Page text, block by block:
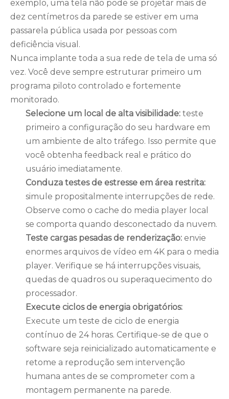
exemplo, uma tela não pode se projetar mais de
dez centímetros da parede se estiver em uma
passarela pública usada por pessoas com
deficiência visual.
Nunca implante toda a sua rede de tela de uma só
vez. Você deve sempre estruturar primeiro um
programa piloto controlado e fortemente
monitorado.
Selecione um local de alta visibilidade: teste
primeiro a configuração do seu hardware em
um ambiente de alto tráfego. Isso permite que
você obtenha feedback real e prático do
usuário imediatamente.
Conduza testes de estresse em área restrita:
simule propositalmente interrupções de rede.
Observe como o cache do media player local
se comporta quando desconectado da nuvem.
Teste cargas pesadas de renderização: envie
enormes arquivos de vídeo em 4K para o media
player. Verifique se há interrupções visuais,
quedas de quadros ou superaquecimento do
processador.
Execute ciclos de energia obrigatórios:
Execute um teste de ciclo de energia
contínuo de 24 horas. Certifique-se de que o
software seja reinicializado automaticamente e
retome a reprodução sem intervenção
humana antes de se comprometer com a
montagem permanente na parede.